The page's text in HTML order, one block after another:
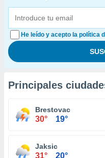
He leído y acepto la política
Principales
Brestovac
30° 19°
Jaksic
31° 20°